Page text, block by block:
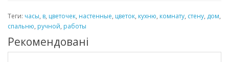
Теги: часы, в, цветочек, настенные, цветок, кухню, комнату, стену, дом,
спальню, ручной, работы
Рекомендовані